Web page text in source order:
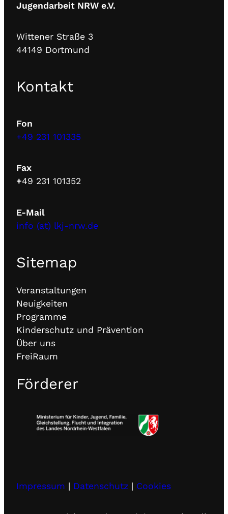
Jugendarbeit NRW e.V.
Wittener Straße 3
44149 Dortmund
Kontakt
Fon
+49 231 101335
Fax
+49 231 101352
E-Mail
info (at) lkj-nrw.de
Sitemap
Veranstaltungen
Neuigkeiten
Programme
Kinderschutz und Prävention
Über uns
FreiRaum
Förderer
Impressum Datenschutz Cookies